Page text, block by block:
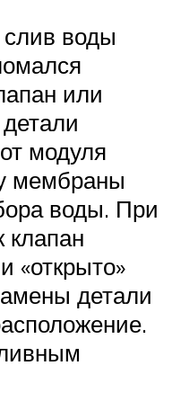
воды
или
модуля
мембраны
воды. При
клапан
«открыто»
детали